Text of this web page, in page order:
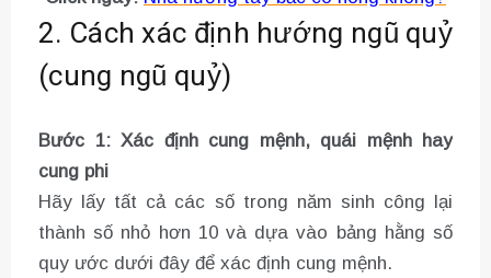
2. Cách xác định hướng ngũ quỷ
(cung ngũ quỷ)
Bước 1: Xác định cung mệnh, quái mệnh hay
cung phi
Hãy lấy tất cả các số trong năm sinh công lại
thành số nhỏ hơn 10 và dựa vào bảng hằng số
quy ước dưới đây để xác định cung mệnh.